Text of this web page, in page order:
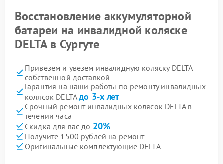
Восстановление аккумуляторной
батареи на инвалидной коляске
DELTA в Сургуте
Привезем и увезем инвалидную коляску DELTA
собственной доставкой
Гарантия на наши работы по ремонту инвалидных
колясок DELTAдо 3-х лет
Срочный ремонт инвалидных колясок DELTA в
течении часа
Скидка для вас до 20%
Получите 1500 рублей на ремонт
Оригинальные комплектующие DELTA